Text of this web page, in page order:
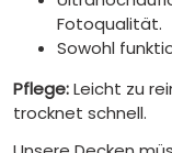
Fotoqualität.
Sowohl
Pflege:Leicht zu
trocknet schnell.